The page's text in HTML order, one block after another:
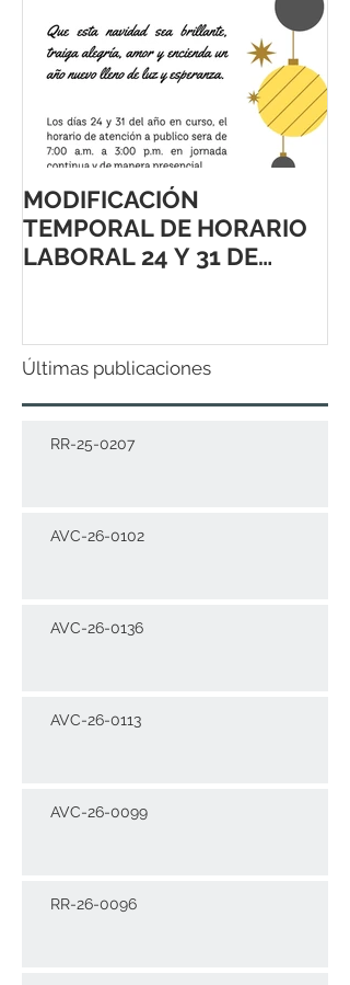
MODIFICACIÓN
TEMPORAL DE HORARIO
LABORAL 24 Y 31 DE
Últimas publicaciones
RR-25-0207
AVC-26-0102
AVC-26-0136
AVC-26-0113
AVC-26-0099
RR-26-0096